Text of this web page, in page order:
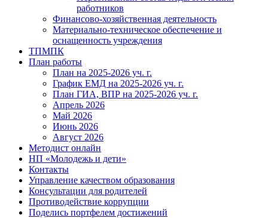
работников
Финансово-хозяйственная деятельность
Материально-техническое обеспечение и
оснащенность учреждения
ТПМПК
План работы
План на 2025-2026 уч. г.
График ЕМД на 2025-2026 уч. г.
План ГИА, ВПР на 2025-2026 уч. г.
Апрель 2026
Май 2026
Июнь 2026
Август 2026
Методист онлайн
НП «Молодежь и дети»
Контакты
Управление качеством образования
Консультации для родителей
Противодействие коррупции
Поделись портфелем достижений